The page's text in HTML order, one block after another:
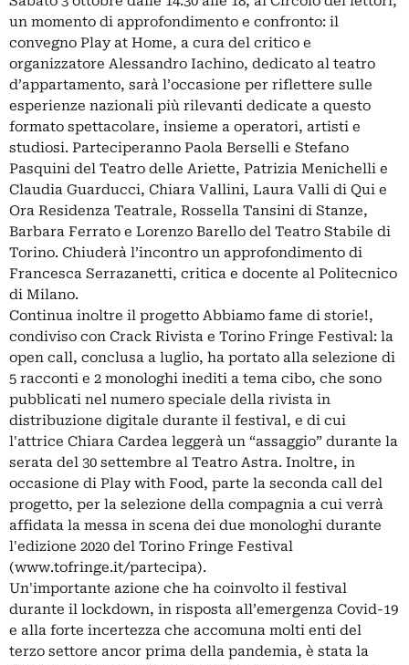
un momento di approfondimento e confronto: il
convegno Play at Home, a cura del critico e
organizzatore Alessandro Iachino, dedicato al teatro
d’appartamento, sarà l’occasione per riflettere sulle
esperienze nazionali più rilevanti dedicate a questo
formato spettacolare, insieme a operatori, artisti e
studiosi. Parteciperanno Paola Berselli e Stefano
Pasquini del Teatro delle Ariette, Patrizia Menichelli e
Claudia Guarducci, Chiara Vallini, Laura Valli di Qui e
Ora Residenza Teatrale, Rossella Tansini di Stanze,
Barbara Ferrato e Lorenzo Barello del Teatro Stabile di
Torino. Chiuderà l’incontro un approfondimento di
Francesca Serrazanetti, critica e docente al Politecnico
di Milano.
Continua inoltre il progetto Abbiamo fame di storie!,
condiviso con Crack Rivista e Torino Fringe Festival: la
open call, conclusa a luglio, ha portato alla selezione di
5 racconti e 2 monologhi inediti a tema cibo, che sono
pubblicati nel numero speciale della rivista in
distribuzione digitale durante il festival, e di cui
l'attrice Chiara Cardea leggerà un “assaggio” durante la
serata del 30 settembre al Teatro Astra. Inoltre, in
occasione di Play with Food, parte la seconda call del
progetto, per la selezione della compagnia a cui verrà
affidata la messa in scena dei due monologhi durante
l'edizione 2020 del Torino Fringe Festival
(www.tofringe.it/partecipa).
Un'importante azione che ha coinvolto il festival
durante il lockdown, in risposta all’emergenza Covid-19
e alla forte incertezza che accomuna molti enti del
terzo settore ancor prima della pandemia, è stata la